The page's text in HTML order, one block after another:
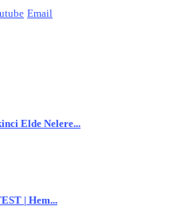
Email
Elde Nelere...
| Hem...